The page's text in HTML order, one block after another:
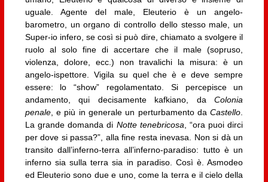
uguale. Agente del male, Eleuterio è un angelo-
barometro, un organo di controllo dello stesso male, un
Super-io infero, se così si può dire, chiamato a svolgere il
ruolo al solo fine di accertare che il male (sopruso,
violenza, dolore, ecc.) non travalichi la misura: è un
angelo-ispettore. Vigila su quel che è e deve sempre
essere: lo “show” regolamentato. Si percepisce un
andamento, qui decisamente kafkiano, daColonia
penale, e più in generale un perturbamento daCastello.
La grande domanda di Notte tenebricosa, “ora puoi dirci
per dove si passa?”, alla fine resta inevasa. Non si dà un
transito dall’inferno-terra all’inferno-paradiso: tutto è un
inferno sia sulla terra sia in paradiso. Così è. Asmodeo
ed Eleuterio sono due e uno, come la terra e il cielo della